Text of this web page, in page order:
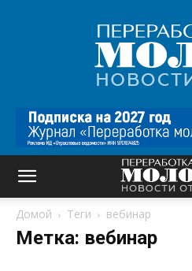
Домой Теги вебинар
Метка: вебинар